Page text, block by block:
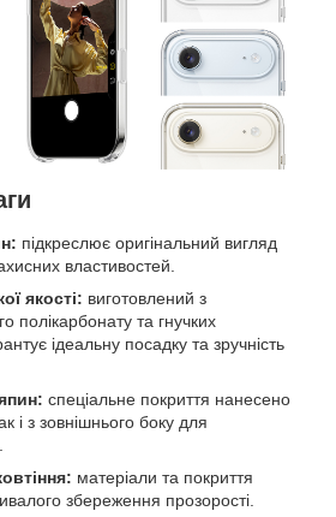
підкреслює оригінальний вигляд
властивостей.
якості: виготовлений з
полікарбонату та гнучких
ідеальну посадку та зручність
спеціальне покриття нанесено
і з зовнішнього боку для
матеріали та покриття
збереження прозорості.